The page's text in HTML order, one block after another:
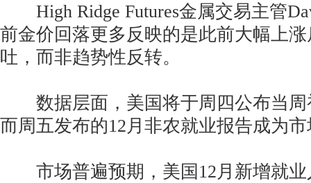
High Ridge Futures金属交易主管
前金价回落更多反映的是此前大幅上
吐，而非趋势性反转。
数据层面，美国将于周四公布当周
而周五发布的12月非农就业报告成为
市场普遍预期，美国12月新增就业